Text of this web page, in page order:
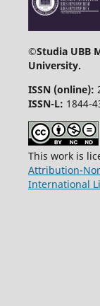
©Studia UBB
University.
ISSN (online):
ISSN-L: 1844-
This work is
Attribution-
International